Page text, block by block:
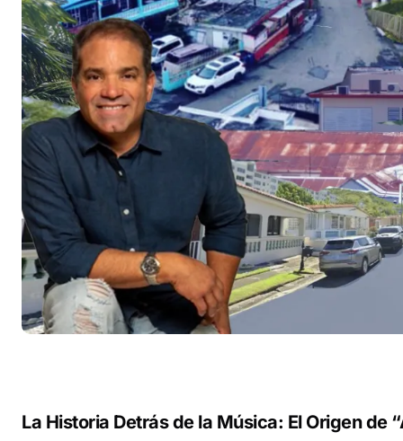
La Historia Detrás de la Música: El Origen de